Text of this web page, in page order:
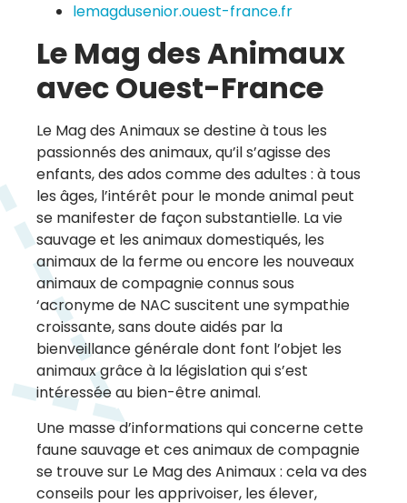
lemagdusenior.ouest-france.fr
Le Mag des Animaux
avec Ouest-France
Le Mag des Animaux se destine à tous les
passionnés des animaux, qu’il s’agisse des
enfants, des ados comme des adultes : à tous
les âges, l’intérêt pour le monde animal peut
se manifester de façon substantielle. La vie
sauvage et les animaux domestiqués, les
animaux de la ferme ou encore les nouveaux
animaux de compagnie connus sous
‘acronyme de NAC suscitent une sympathie
croissante, sans doute aidés par la
bienveillance générale dont font l’objet les
animaux grâce à la législation qui s’est
intéressée au bien-être animal.
Une masse d’informations qui concerne cette
faune sauvage et ces animaux de compagnie
se trouve sur Le Mag des Animaux : cela va des
conseils pour les apprivoiser, les élever,